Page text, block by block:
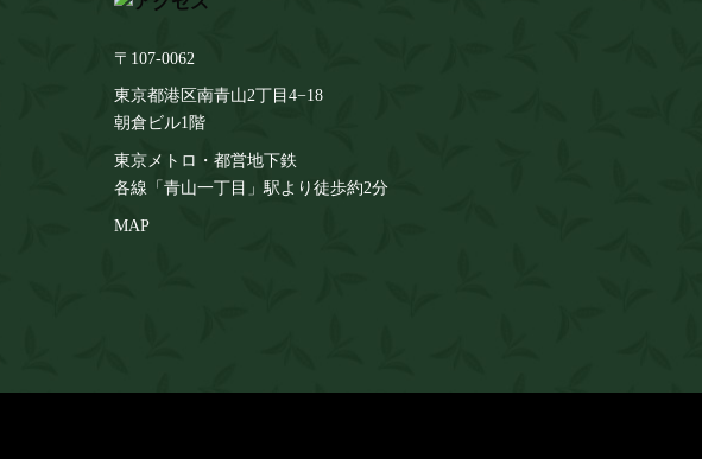
〒107-0062
東京都港区南青山2丁目4−18
朝倉ビル1階
東京メトロ・都営地下鉄
各線「青山一丁目」駅より徒歩約2分
MAP